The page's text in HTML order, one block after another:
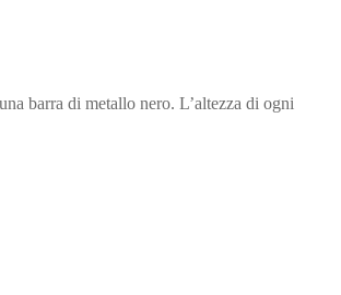
barra di metallo nero. L’altezza di ogni